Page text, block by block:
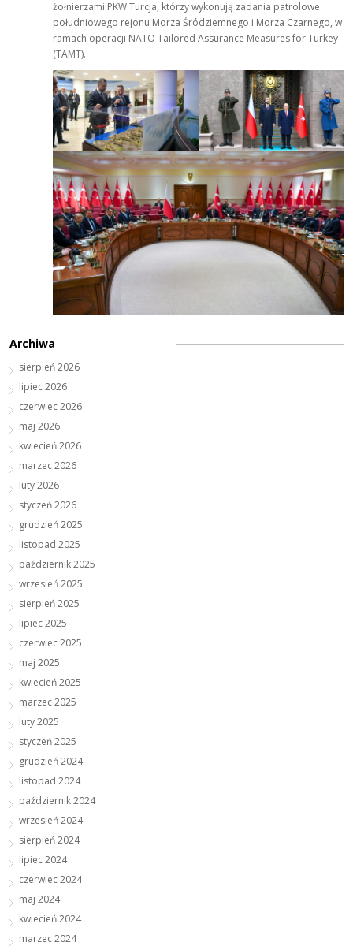
żołnierzami PKW Turcja, którzy wykonują zadania patrolowe
południowego rejonu Morza Śródziemnego i Morza Czarnego, w
ramach operacji NATO Tailored Assurance Measures for Turkey
(TAMT).
Archiwa
sierpień 2026
lipiec 2026
czerwiec 2026
maj 2026
kwiecień 2026
marzec 2026
luty 2026
styczeń 2026
grudzień 2025
listopad 2025
październik 2025
wrzesień 2025
sierpień 2025
lipiec 2025
czerwiec 2025
maj 2025
kwiecień 2025
marzec 2025
luty 2025
styczeń 2025
grudzień 2024
listopad 2024
październik 2024
wrzesień 2024
sierpień 2024
lipiec 2024
czerwiec 2024
maj 2024
kwiecień 2024
marzec 2024